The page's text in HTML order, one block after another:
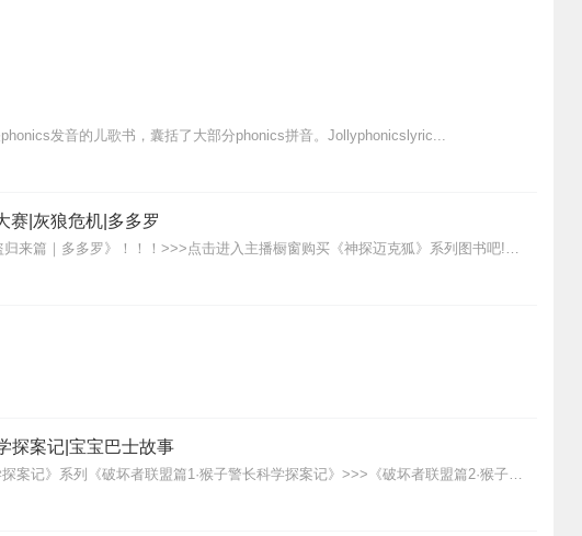
发音的儿歌书，囊括了大部分phonics拼音。Jollyphonicslyric...
赛|灰狼危机|多多罗
新专辑点击收听《神探迈克狐·怪盗归来篇｜多多罗》！！！>>>点击进入主播橱窗购买《神探迈克狐》系列图书吧!<<<多多罗故事【点击前往】收听多多罗其他好玩有趣的故...
探案记|宝宝巴士故事
【适听年龄】7岁+《猴子警长科学探案记》系列《破坏者联盟篇1·猴子警长科学探案记》>>>《破坏者联盟篇2·猴子警长科学探案记》>>>《破坏者联盟篇3·猴子警长科...